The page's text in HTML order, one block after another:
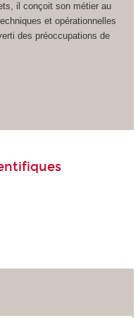
il conçoit son métier au
et opérationnelles
des préoccupations de